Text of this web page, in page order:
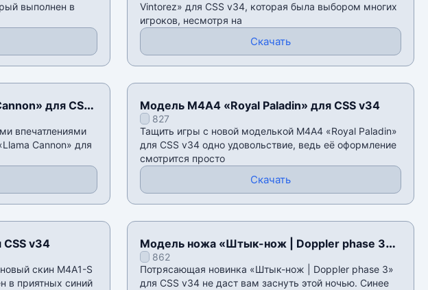
выполнен в
Vintorez» для CSS v34, которая была выбором многих
игроков, несмотря на
Скачать
для CSS
впечатлениями
Cannon» для
Модель М4А4 «Royal Paladin» для CSS v34
827
Тащить игры с новой моделькой М4А4 «Royal Paladin»
для CSS v34 одно удовольствие, ведь её оформление
смотрится просто
Скачать
v34
скин M4A1-S
в приятных синий
Модель ножа «Штык-нож | Doppler phase 3»
для CSS v34
862
Потрясающая новинка «Штык-нож | Doppler phase 3»
для CSS v34 не даст вам заснуть этой ночью. Синее